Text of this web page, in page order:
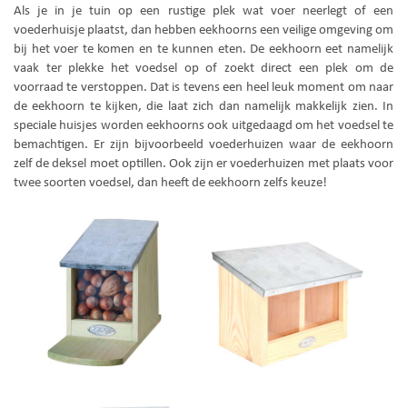
Als je in je tuin op een rustige plek wat voer neerlegt of een
voederhuisje plaatst, dan hebben eekhoorns een veilige omgeving om
bij het voer te komen en te kunnen eten. De eekhoorn eet namelijk
vaak ter plekke het voedsel op of zoekt direct een plek om de
voorraad te verstoppen. Dat is tevens een heel leuk moment om naar
de eekhoorn te kijken, die laat zich dan namelijk makkelijk zien. In
speciale huisjes worden eekhoorns ook uitgedaagd om het voedsel te
bemachtigen. Er zijn bijvoorbeeld voederhuizen waar de eekhoorn
zelf de deksel moet optillen. Ook zijn er voederhuizen met plaats voor
twee soorten voedsel, dan heeft de eekhoorn zelfs keuze!